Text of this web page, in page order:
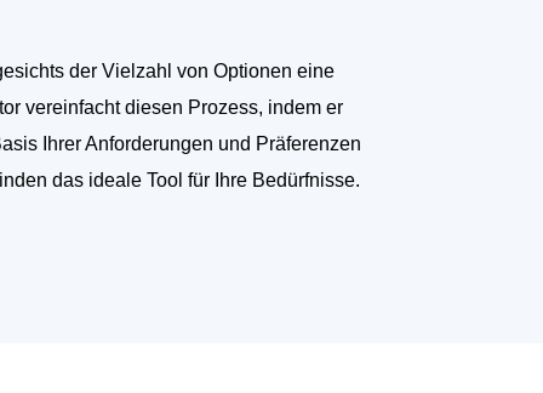
der Vielzahl von Optionen eine
vereinfacht diesen Prozess, indem er
Ihrer Anforderungen und Präferenzen
das ideale Tool für Ihre Bedürfnisse.